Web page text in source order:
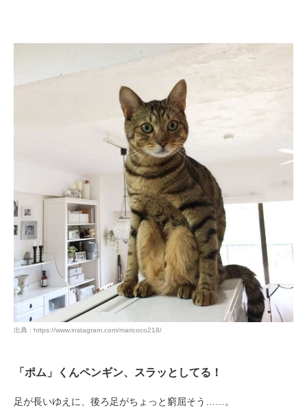
出典 : https://www.instagram.com/maricoco218/
「ポム」くんペンギン、スラッとしてる！
足が長いゆえに、後ろ足がちょっと窮屈そう……。